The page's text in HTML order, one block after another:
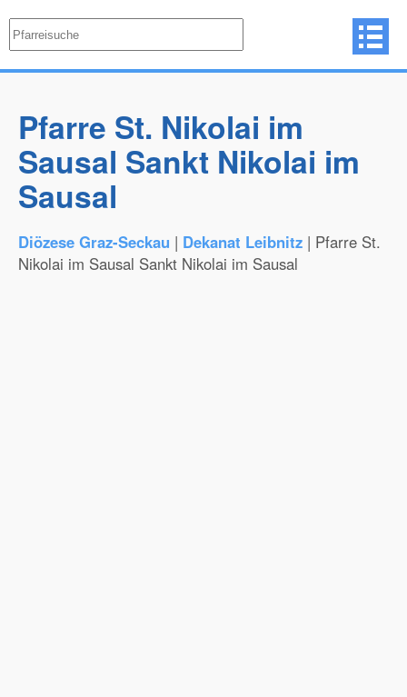
Pfarre St. Nikolai im
Sausal Sankt Nikolai im
Sausal
Diözese Graz-Seckau | Dekanat Leibnitz | Pfarre St.
Nikolai im Sausal Sankt Nikolai im Sausal